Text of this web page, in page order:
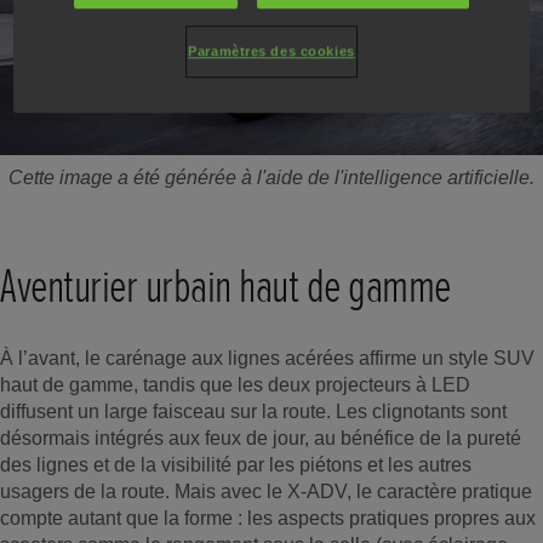
Cette image a été générée à l'aide de l'intelligence artificielle.
Aventurier urbain haut de gamme
À l’avant, le carénage aux lignes acérées affirme un style SUV
haut de gamme, tandis que les deux projecteurs à LED
diffusent un large faisceau sur la route. Les clignotants sont
désormais intégrés aux feux de jour, au bénéfice de la pureté
des lignes et de la visibilité par les piétons et les autres
usagers de la route. Mais avec le X-ADV, le caractère pratique
compte autant que la forme : les aspects pratiques propres aux
Paramètres des cookies